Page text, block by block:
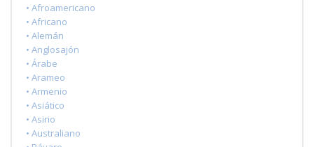
• Afroamericano
• Africano
• Alemán
• Anglosajón
• Árabe
• Arameo
• Armenio
• Asiático
• Asirio
• Australiano